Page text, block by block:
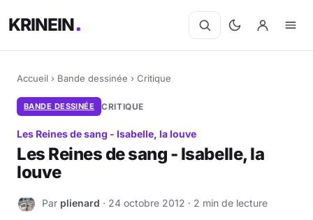
KRINEIN
Accueil › Bande dessinée › Critique
BANDE DESSINÉE CRITIQUE
Les Reines de sang - Isabelle, la louve
Les Reines de sang - Isabelle, la
louve
P Par plienard · 24 octobre 2012 · 2 min de lecture